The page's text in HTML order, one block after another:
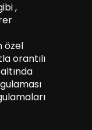
,
özel
orantılı